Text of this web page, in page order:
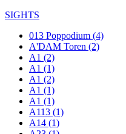
SIGHTS
013 Poppodium (4)
A'DAM Toren (2)
A1 (2)
A1 (1)
A1 (2)
A1 (1)
A1 (1)
A113 (1)
A14 (1)